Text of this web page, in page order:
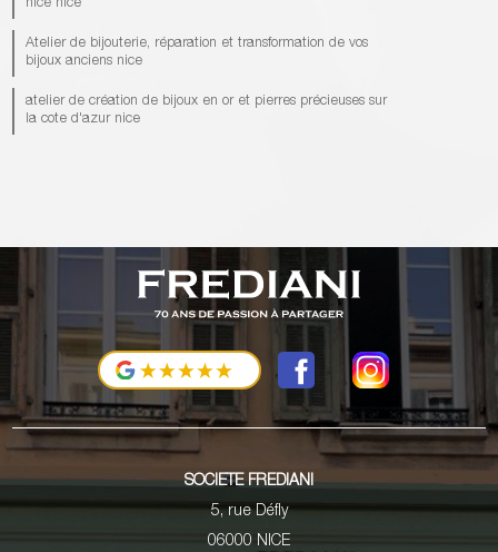
nice nice
Atelier de bijouterie, réparation et transformation de vos
bijoux anciens nice
atelier de création de bijoux en or et pierres précieuses sur
la cote d'azur nice
SOCIETE FREDIANI
5, rue Défly
06000 NICE